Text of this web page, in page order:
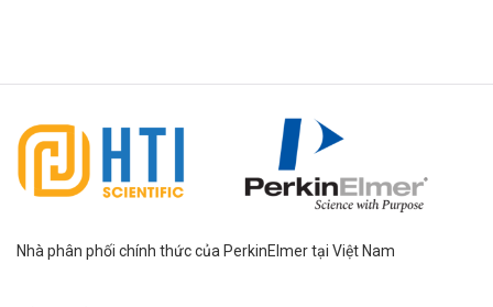
Nhà phân phối chính thức của PerkinElmer tại Việt Nam